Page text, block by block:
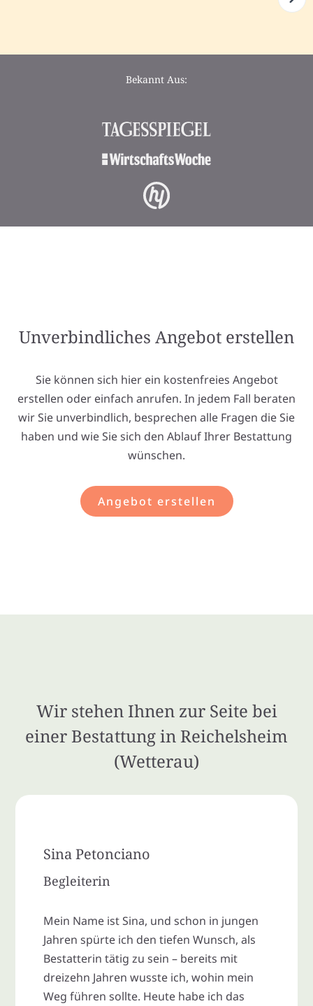
Bekannt Aus:
Unverbindliches Angebot erstellen
Sie können sich hier ein kostenfreies Angebot
erstellen oder einfach anrufen. In jedem Fall beraten
wir Sie unverbindlich, besprechen alle Fragen die Sie
haben und wie Sie sich den Ablauf Ihrer Bestattung
wünschen.
Angebot erstellen
Wir stehen Ihnen zur Seite bei
einer Bestattung in Reichelsheim
(Wetterau)
Sina Petonciano
Begleiterin
Mein Name ist Sina, und schon in jungen
Jahren spürte ich den tiefen Wunsch, als
Bestatterin tätig zu sein – bereits mit
dreizehn Jahren wusste ich, wohin mein
Weg führen sollte. Heute habe ich das